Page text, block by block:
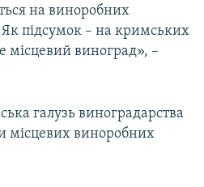
на виноробних
підсумок – на кримських
місцевий виноград», –
галузь виноградарства
місцевих виноробних